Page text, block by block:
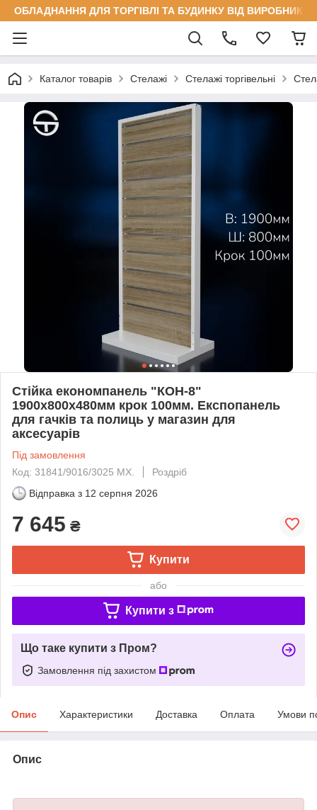
ОБЛАДНАННЯ ДЛЯ ТОРГІВЛІ ТА БУДИНКУ ВІД ВИРОБНИКА
Каталог товарів Стелажі Стелажі торгівельні
Стійка економпанель "КОН-8"
1900х800х480мм крок 100мм. Експопанель
для гачків та полиць у магазин для
аксесуарів
Під замовлення
Код: 31841/9016/3025 МХ.
Роздріб
Відправка з 12 серпня 2026
7 645 ₴
Купити
або
Купити з
Що таке купити з Пром?
Замовлення під захистом
Опис Характеристики Доставка Оплата Умови
Опис